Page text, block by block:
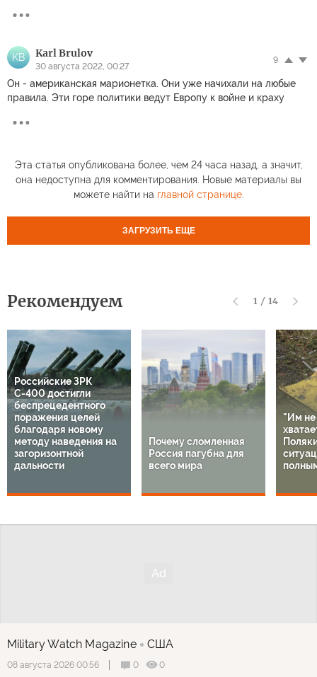
KB Karl Brulov
30 августа 2022, 00:27
9
Он - американская марионетка. Они уже начихали на любые
правила. Эти горе политики ведут Европу к войне и краху
Эта статья опубликована более, чем 24 часа назад, а значит,
она недоступна для комментирования. Новые материалы вы
можете найти на главной странице.
ЗАГРУЗИТЬ ЕЩЕ
Рекомендуем 1 / 14
Российские ЗРК
С-400 достигли
беспрецедентного
поражения целей
благодаря новому
методу наведения на
загоризонтной
дальности
Почему сломленная
Россия пагубна для
всего мира
"Им не
Military Watch Magazine США
08 августа 2026 00:56 0
0